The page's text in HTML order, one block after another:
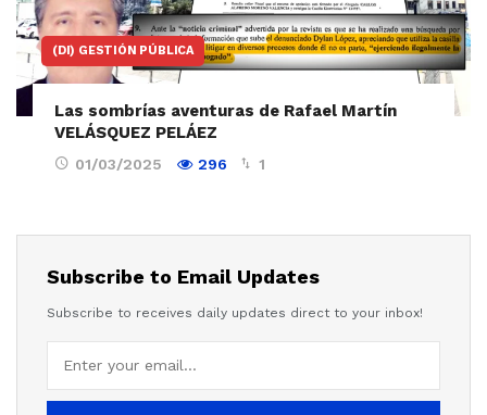
(DI) GESTIÓN PÚBLICA
Las sombrías aventuras de Rafael Martín
VELÁSQUEZ PELÁEZ
01/03/2025 296 1
Subscribe to Email Updates
Subscribe to receives daily updates direct to your inbox!